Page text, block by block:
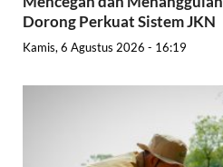
Dorong Perkuat Sistem JKN
Kamis, 6 Agustus 2026 - 16:19